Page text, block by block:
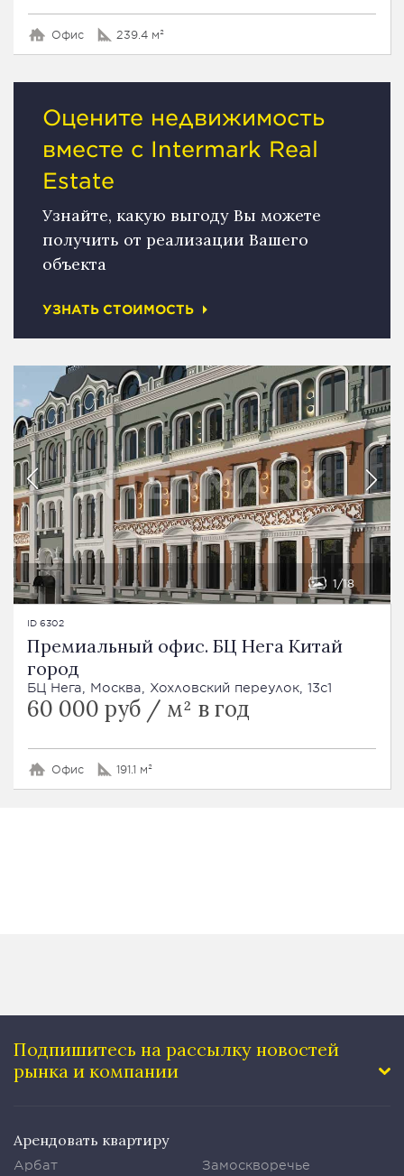
Офис 239.4 м²
Оцените недвижимость
вместе с Intermark Real
Estate
Узнайте, какую выгоду Вы можете
получить от реализации Вашего
объекта
УЗНАТЬ СТОИМОСТЬ
1 18
ID 6302
Премиальный офис. БЦ Нега Китай
город
БЦ Нега, Москва, Хохловский переулок, 13с1
60 000 руб / м² в год
Офис 191.1 м²
Подпишитесь на рассылку новостей
рынка и компании
Арендовать квартиру
Арбат
Замоскворечье